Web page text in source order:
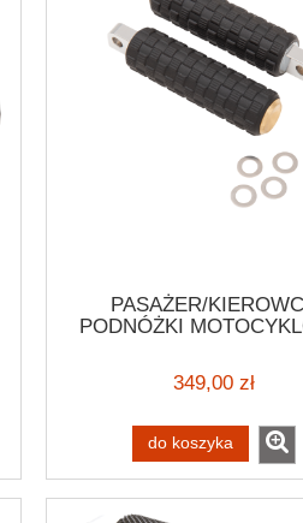
PASAŻER/
PODNÓŻKI
MOUNT FOOTPEGS
CUSTOM
349,00 zł
do koszyka